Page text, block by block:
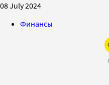
08 July 2024
Финансы